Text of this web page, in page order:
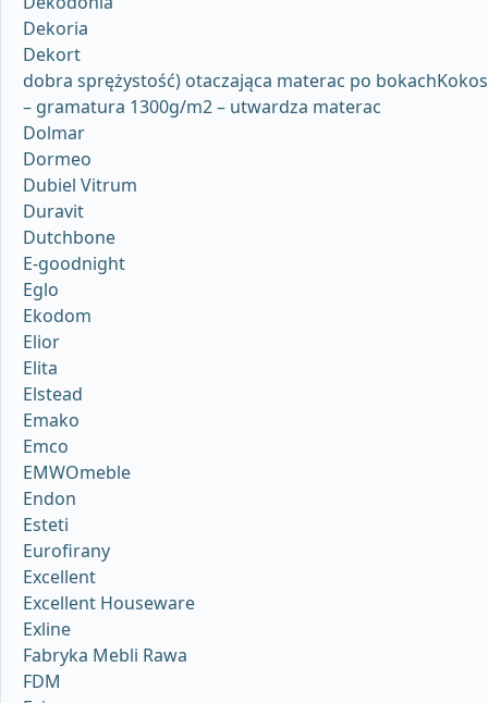
Dekoria
Dekort
dobra sprężystość) otaczająca materac po bokachKokos
– gramatura 1300g/m2 – utwardza materac
Dolmar
Dormeo
Dubiel Vitrum
Duravit
Dutchbone
E-goodnight
Eglo
Ekodom
Elior
Elita
Elstead
Emako
Emco
EMWOmeble
Endon
Esteti
Eurofirany
Excellent
Excellent Houseware
Exline
Fabryka Mebli Rawa
FDM